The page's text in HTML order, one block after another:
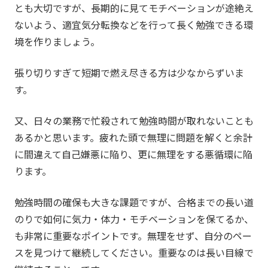
とも大切ですが、長期的に見てモチベーションが途絶え
ないよう、適宜気分転換などを行って長く勉強できる環
境を作りましょう。
張り切りすぎて短期で燃え尽きる方は少なからずいま
す。
又、日々の業務で忙殺されて勉強時間が取れないことも
あるかと思います。疲れた頭で無理に問題を解くと余計
に間違えて自己嫌悪に陥り、更に無理をする悪循環に陥
ります。
勉強時間の確保も大きな課題ですが、合格までの長い道
のりで如何に気力・体力・モチベーションを保てるか、
も非常に重要なポイントです。無理をせず、自分のペー
スを見つけて継続してください。重要なのは長い目線で